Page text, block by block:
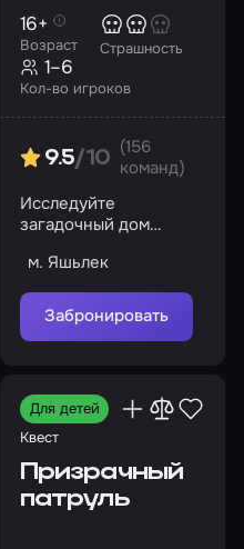
Возраст
16+
Страшность
Кол-во игроков
1–6
9.5/10
(156
команд)
Исследуйте
загадочный дом
его тайны
м. Яшьлек
Забронировать
Для детей
Квест
Призрачный
патруль